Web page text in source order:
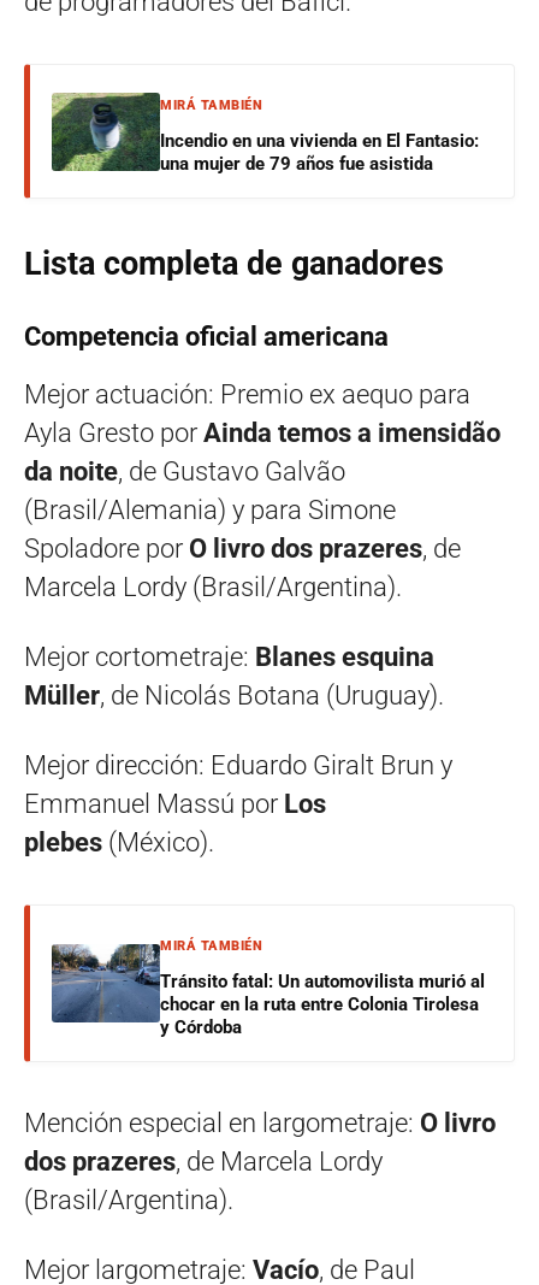
MIRÁ TAMBIÉN
Incendio en una vivienda en El Fantasio:
una mujer de 79 años fue asistida
Lista completa de ganadores
Competencia oficial americana
Mejor actuación: Premio ex aequo para
Ayla Gresto por Ainda temos a imensidão
da noite, de Gustavo Galvão
(Brasil/Alemania) y para Simone
Spoladore por O livro dos prazeres, de
Marcela Lordy (Brasil/Argentina).
Mejor cortometraje: Blanes esquina
Müller, de Nicolás Botana (Uruguay).
Mejor dirección: Eduardo Giralt Brun y
Emmanuel Massú por Los
plebes (México).
MIRÁ TAMBIÉN
Tránsito fatal: Un automovilista murió al
chocar en la ruta entre Colonia Tirolesa
y Córdoba
Mención especial en largometraje: O livro
dos prazeres, de Marcela Lordy
(Brasil/Argentina).
Mejor largometraje: Vacío, de Paul